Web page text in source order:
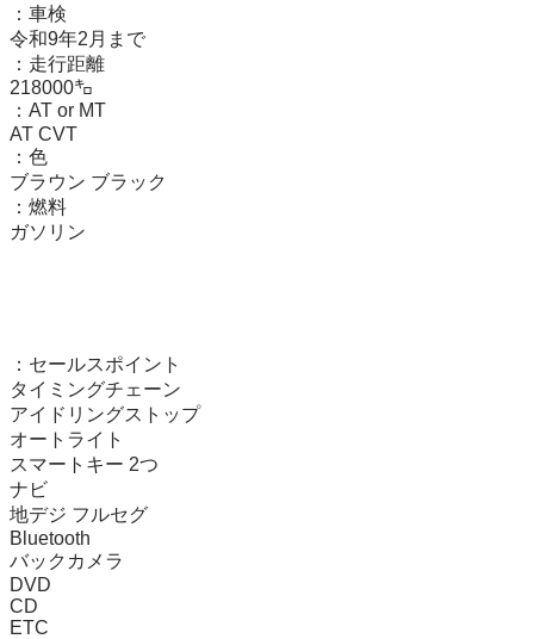
：車検
令和9年2月まで
：走行距離
218000㌔
：AT or MT
AT CVT
：色
ブラウン ブラック
：燃料
ガソリン
：セールスポイント
タイミングチェーン
アイドリングストップ
オートライト
スマートキー 2つ
ナビ
地デジ フルセグ
Bluetooth
バックカメラ
DVD
CD
ETC